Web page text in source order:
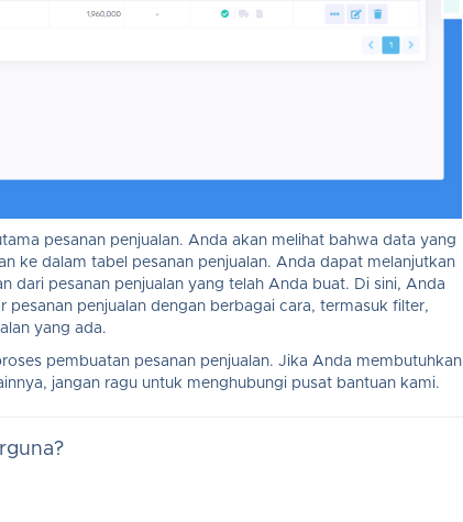
pesanan penjualan. Anda akan melihat bahwa data yang
ke dalam tabel pesanan penjualan. Anda dapat melanjutkan
dari pesanan penjualan yang telah Anda buat. Di sini, Anda
penjualan dengan berbagai cara, termasuk filter,
yang ada.
pembuatan pesanan penjualan. Jika Anda membutuhkan
jangan ragu untuk menghubungi pusat bantuan kami.